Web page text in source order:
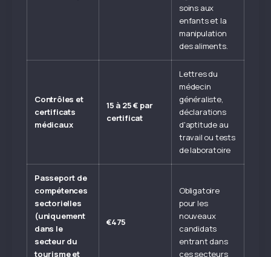
soins aux
enfants et la
manipulation
des aliments.
Contrôles et
certificats
médicaux
15 à 25 € par
certificat
Lettres du
médecin
généraliste,
déclarations
d'aptitude au
travail ou tests
de laboratoire
Passeport de
compétences
sectorielles
(uniquement
dans le
secteur du
tourisme et
€475
Obligatoire
pour les
nouveaux
candidats
entrant dans
ces secteurs